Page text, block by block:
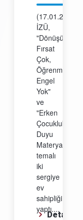
(17.01.2025)
İZÜ,
"Dönüşümde
Fırsat
Çok,
Öğrenmeye
Engel
Yok"
ve
"Erken
Çocuklukta
Duyu
Materyalleri"
temalı
iki
sergiye
ev
sahipliği
yaptı....
Detay